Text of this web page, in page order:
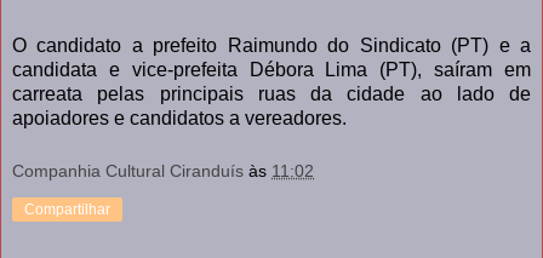
O candidato a prefeito Raimundo do Sindicato (PT) e a
candidata e vice-prefeita Débora Lima (PT), saíram em
carreata pelas principais ruas da cidade ao lado de
apoiadores e candidatos a vereadores.
Companhia Cultural Ciranduís às 11:02
Compartilhar